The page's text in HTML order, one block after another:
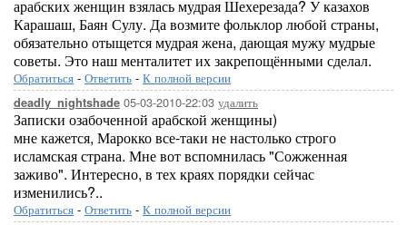
арабских женщин взялась мудрая Шехерезада? У казахов
Карашаш, Баян Сулу. Да возмите фольклор любой страны,
обязательно отыщется мудрая жена, дающая мужу мудрые
советы. Это наш менталитет их закрепощёнными сделал.
Обратиться - Ответить - К полной версии
deadly_nightshade 05-03-2010-22:03 удалить
Записки озабоченной арабской женщины)
мне кажется, Марокко все-таки не настолько строго
исламская страна. Мне вот вспомнилась "Сожженная
заживо". Интересно, в тех краях порядки сейчас
изменились?..
Обратиться - Ответить - К полной версии